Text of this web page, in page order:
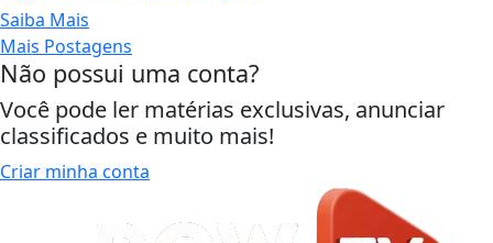
Saiba Mais
Mais Postagens
Não possui uma conta?
Você pode ler matérias exclusivas, anunciar
classificados e muito mais!
Criar minha conta